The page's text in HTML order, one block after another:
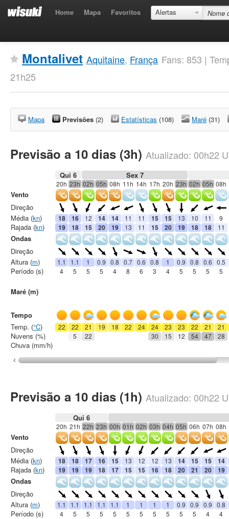
Home Mapa Favoritos Alertas
Montalivet Aquitaine, França Fans: 853 |
21h25
Mapa Previsões (2) Estatísticas (108) Maré (31)
Previsão a 10 dias (3h) Atualizado: 00h22
Qui 6 Sex 7
20h 23h 02h 05h 08h 11h 14h 17h 20h 23h 02h 05h 08h
18 16 12 14 14 11 11 15 15 13 10 11 9
19 18 15 20 19 13 11 15 20 19 18 18 11
1.1 1.1 1 0.9 0.8 0.7 0.6 0.8 1 0.9 0.8 0.6 0.5
4
5 5 5 4 8 6 3 4 5 5 5 5
22 22 21 19 18 22 24 24 23 23 22 21
21
5
22 30 15 12 54 47 28
Vento
Direção
Média (kn)
Rajada (kn)
Ondas
Direção
Altura (m)
Período (s)
Maré (m)
Tempo
Temp. (°C)
Nuvens (%)
Chuva (mm/h)
Previsão a 10 dias (1h) Atualizado: 00h22
Qui 6
20h 21h 22h 23h 00h 01h 02h 03h 04h 05h 06h 07h 08h
18 18 17 16 15 13 12 12 13 14 15 15
14
19
19 19 18 17 15 15 16 18 20 21 20 19
1.1 1.1 1.1 1.1 1.1 1 1 1 1 0.9 0.9 0.9 0.8
4
5 5 5 5 5 5 5 5 5 5 4 4
Vento
Direção
Média (kn)
Rajada (kn)
Ondas
Direção
Altura (m)
Período (s)